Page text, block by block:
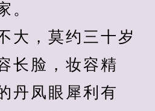
。
，莫约三十岁
长脸，妆容精
丹凤眼犀利有